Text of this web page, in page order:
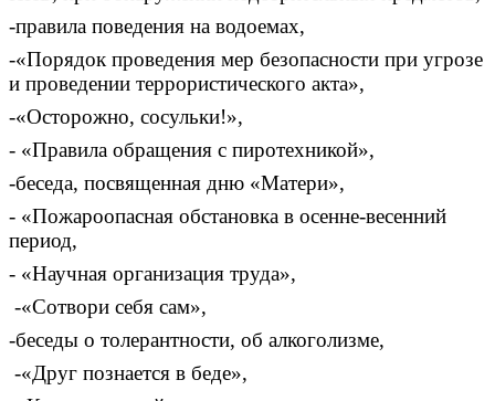
-правила поведения на водоемах,
-«Порядок проведения мер безопасности при угрозе
и проведении террористического акта»,
-«Осторожно, сосульки!»,
- «Правила обращения с пиротехникой»,
-беседа, посвященная дню «Матери»,
- «Пожароопасная обстановка в осенне-весенний
период,
- «Научная организация труда»,
-«Сотвори себя сам»,
-беседы о толерантности, об алкоголизме,
-«Друг познается в беде»,